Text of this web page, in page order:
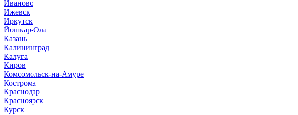
Иваново
Ижевск
Иркутск
Йошкар-Ола
Казань
Калининград
Калуга
Киров
Комсомольск-на-Амуре
Кострома
Краснодар
Красноярск
Курск